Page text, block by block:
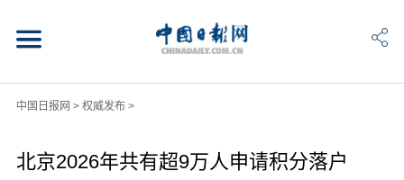
中国日报网 > 权威发布>
北京2026年共有超9万人申请积分落户